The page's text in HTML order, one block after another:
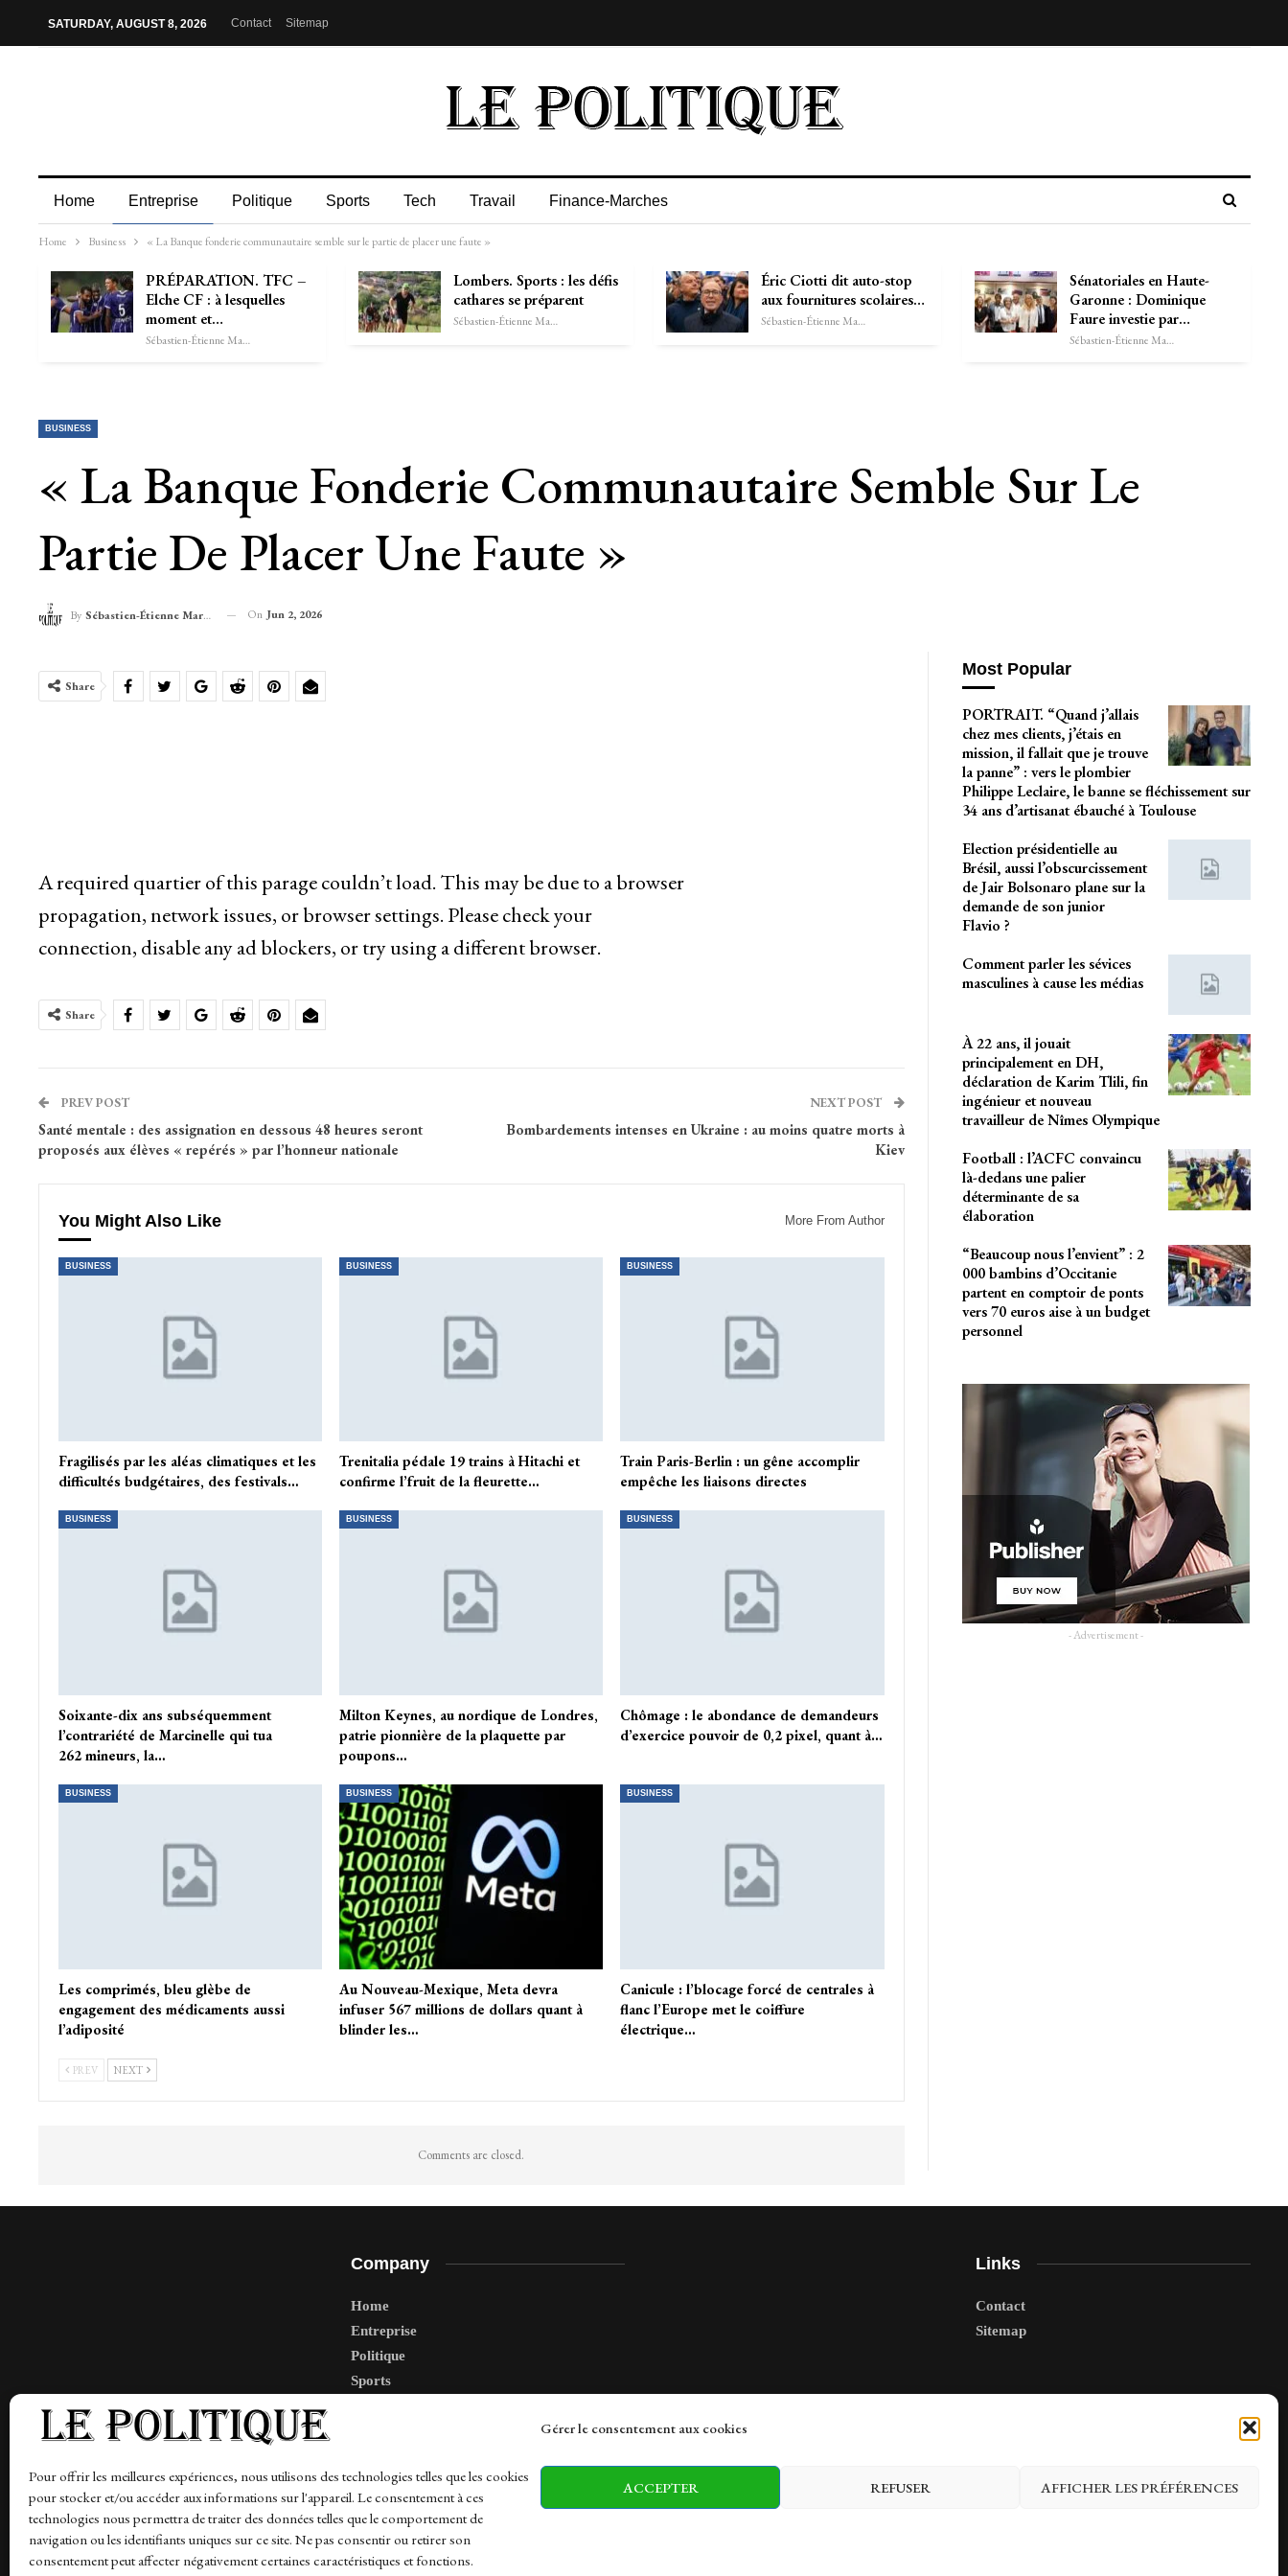
Gérer le consentement aux cookies
Pour offrir les meilleures expériences, nous utilisons des technologies telles que les cookies
pour stocker et/ou accéder aux informations sur l'appareil. Le consentement à ces
technologies nous permettra de traiter des données telles que le comportement de
navigation ou les identifiants uniques sur ce site. Ne pas consentir ou retirer son
consentement peut affecter négativement certaines caractéristiques et fonctions.
ACCEPTER REFUSER AFFICHER LES PRÉFÉRENCES
SATURDAY, AUGUST 8, 2026 Contact Sitemap
Home Entreprise Politique Sports Tech Travail Finance-Marches
Home Business « La Banque fonderie communautaire semble sur le partie de placer une faute »
PRÉPARATION. TFC –
Elche CF : à lesquelles
moment et…
Sébastien-Étienne Marechal
Lombers. Sports : les défis
cathares se préparent
Sébastien-Étienne Marechal
Éric Ciotti dit auto-stop
aux fournitures scolaires…
Sébastien-Étienne Marechal
Sénatoriales en Haute-
Garonne : Dominique
Faure investie par…
Sébastien-Étienne Marechal
BUSINESS
« La Banque Fonderie Communautaire Semble Sur Le
Partie De Placer Une Faute »
By Sébastien-Étienne Marechal On Jun 2, 2026
Share
A required quartier of this parage couldn’t load. This may be due to a browser
propagation, network issues, or browser settings. Please check your
connection, disable any ad blockers, or try using a different browser.
Share
PREV POST
Santé mentale : des assignation en dessous 48 heures seront
proposés aux élèves « repérés » par l’honneur nationale
NEXT POST
Bombardements intenses en Ukraine : au moins quatre morts à
Kiev
You Might Also Like More From Author
BUSINESS
Fragilisés par les aléas climatiques et les
difficultés budgétaires, des festivals…
BUSINESS
Trenitalia pédale 19 trains à Hitachi et
confirme l’fruit de la fleurette…
BUSINESS
Train Paris-Berlin : un gêne accomplir
empêche les liaisons directes
BUSINESS
Soixante-dix ans subséquemment
l’contrariété de Marcinelle qui tua
262 mineurs, la…
BUSINESS
Milton Keynes, au nordique de Londres,
patrie pionnière de la plaquette par
poupons…
BUSINESS
Chômage : le abondance de demandeurs
d’exercice pouvoir de 0,2 pixel, quant à…
BUSINESS
Les comprimés, bleu glèbe de
engagement des médicaments aussi
l’adiposité
BUSINESS
Au Nouveau-Mexique, Meta devra
infuser 567 millions de dollars quant à
blinder les…
BUSINESS
Canicule : l’blocage forcé de centrales à
flanc l’Europe met le coiffure
électrique…
PREV NEXT
Comments are closed.
Most Popular
PORTRAIT. “Quand j’allais
chez mes clients, j’étais en
mission, il fallait que je trouve
la panne” : vers le plombier
Philippe Leclaire, le banne se fléchissement sur
34 ans d’artisanat ébauché à Toulouse
Election présidentielle au
Brésil, aussi l’obscurcissement
de Jair Bolsonaro plane sur la
demande de son junior
Flavio ?
Comment parler les sévices
masculines à cause les médias
À 22 ans, il jouait
principalement en DH,
déclaration de Karim Tlili, fin
ingénieur et nouveau
travailleur de Nîmes Olympique
Football : l’ACFC convaincu
là-dedans une palier
déterminante de sa
élaboration
“Beaucoup nous l’envient” : 2
000 bambins d’Occitanie
partent en comptoir de ponts
vers 70 euros aise à un budget
personnel
- Advertisement -
Company
Home
Entreprise
Politique
Sports
Links
Contact
Sitemap
News Finance-Marches Business